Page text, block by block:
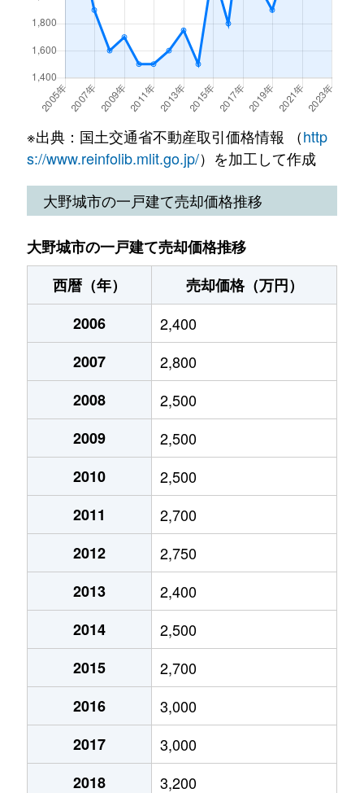
※出典：国土交通省不動産取引価格情報 （http
s://www.reinfolib.mlit.go.jp/）を加工して作成
大野城市の一戸建て売却価格推移
大野城市の一戸建て売却価格推移
西暦（年）
売却価格（万円）
2006
2,400
2007
2,800
2008
2,500
2009
2,500
2010
2,500
2011
2,700
2012
2,750
2013
2,400
2014
2,500
2015
2,700
2016
3,000
2017
3,000
2018
3,200